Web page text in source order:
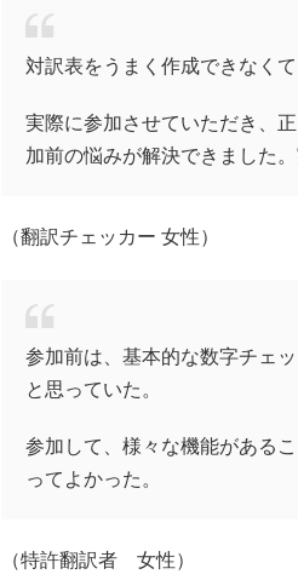
対訳表をうまく作成できなく
実際に参加させていただき、
加前の悩みが解決できました
（翻訳チェッカー 女性）
参加前は、基本的な数字チェ
と思っていた。
参加して、様々な機能がある
ってよかった。
（特許翻訳者 女性）